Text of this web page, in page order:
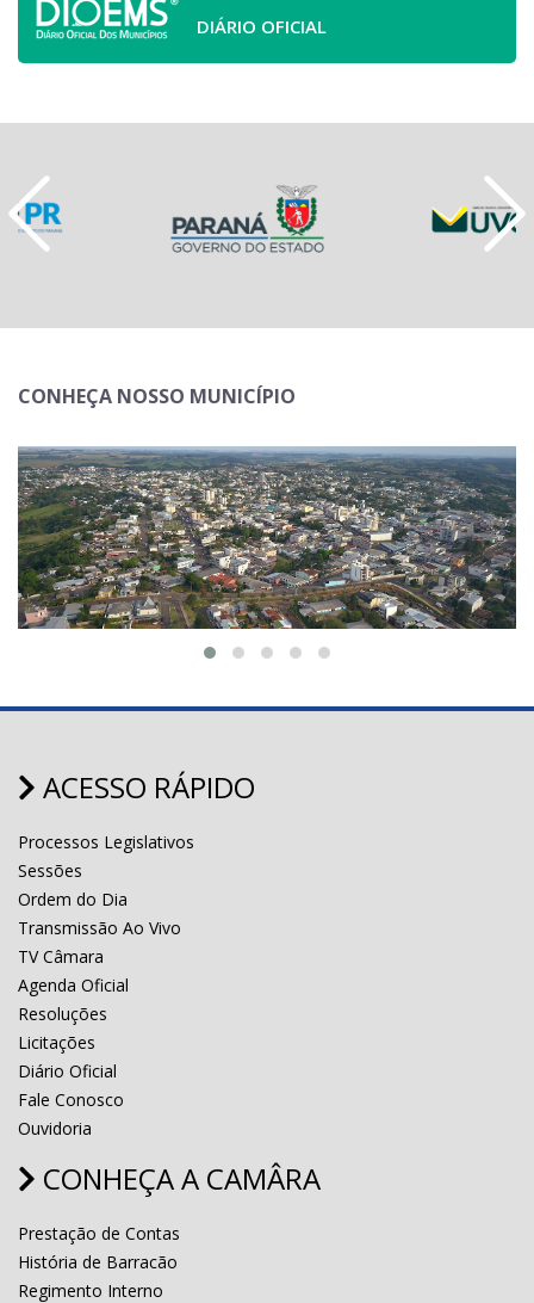
DIÁRIO OFICIAL
CONHEÇA NOSSO MUNICÍPIO
ACESSO RÁPIDO
Processos Legislativos
Sessões
Ordem do Dia
Transmissão Ao Vivo
TV Câmara
Agenda Oficial
Resoluções
Licitações
Diário Oficial
Fale Conosco
Ouvidoria
CONHEÇA A CAMÂRA
Prestação de Contas
História de Barracão
Regimento Interno